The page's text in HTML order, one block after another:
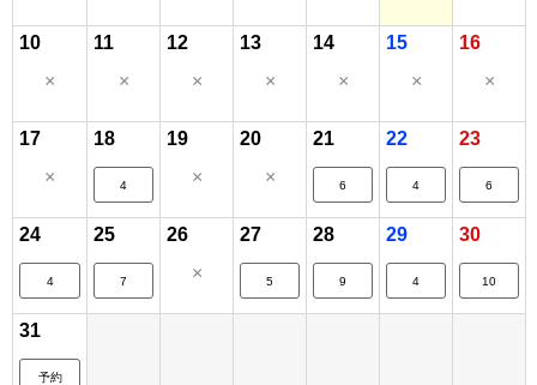
10
×
11
×
12
×
13
×
14
×
15
×
16
×
17
×
18
4
19
×
20
×
21
6
22
4
23
6
24
4
25
7
26
×
27
5
28
9
29
4
30
10
31
予約